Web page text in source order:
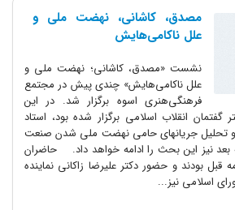
مصدق، کاشانی، نهضت ملی و
علل ناکامی‌هایش
نشست «مصدق، کاشانی؛ نهضت ملی و
علل ناکامی‌هایش» چندی پیش در مجتمع
فرهنگی‌هنری اسوه برگزار شد. در این
انقلاب اسلامی برگزار شده بود، استاد
تحلیل جریانهای حامی نهضت ملی شدن صنعت
نیز این بحث را ادامه خواهد داد. حاضران
بودند و حضور دکتر علیرضا زاکانی نماینده
اسلامی نیز...